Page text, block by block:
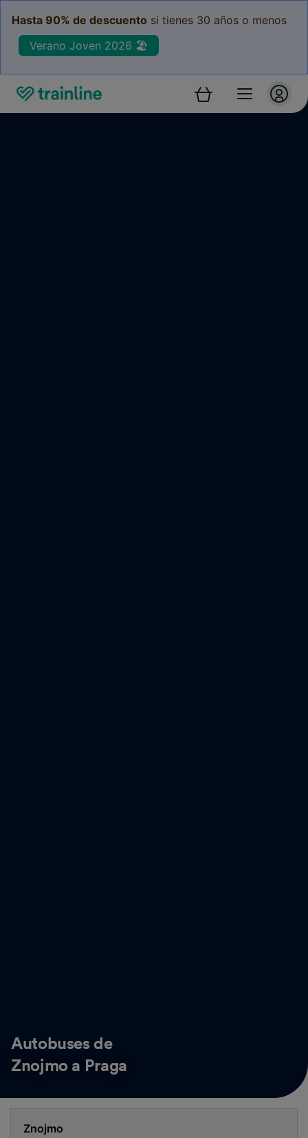
Hasta 90% de descuento si tienes 30 años o menos
Verano Joven 2026 🏖️
Autobuses de
Znojmo a Praga